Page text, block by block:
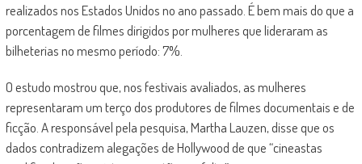
realizados nos Estados Unidos no ano passado. É bem mais do que a
porcentagem de filmes dirigidos por mulheres que lideraram as
bilheterias no mesmo período: 7%.
O estudo mostrou que, nos festivais avaliados, as mulheres
representaram um terço dos produtores de filmes documentais e de
ficção. A responsável pela pesquisa, Martha Lauzen, disse que os
dados contradizem alegações de Hollywood de que “cineastas